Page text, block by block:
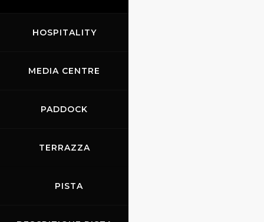
HOSPITALITY
MEDIA CENTRE
PADDOCK
TERRAZZA
PISTA